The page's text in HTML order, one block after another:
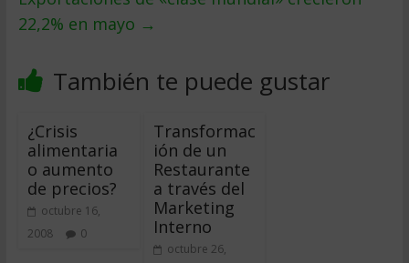
22,2% en mayo →
También te puede gustar
¿Crisis
alimentaria
o aumento
de precios?
octubre 16,
2008
0
Transformac
ión de un
Restaurante
a través del
Marketing
Interno
octubre 26,